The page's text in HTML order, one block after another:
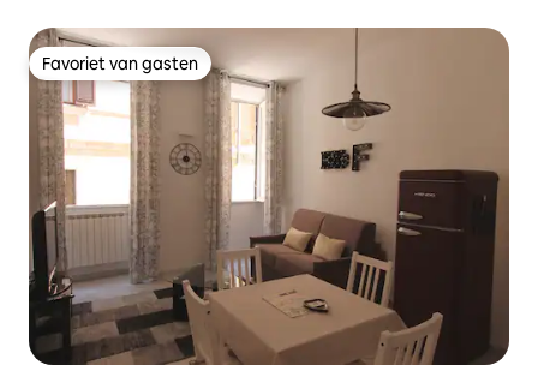
Favoriet van gasten
Favoriet van gasten